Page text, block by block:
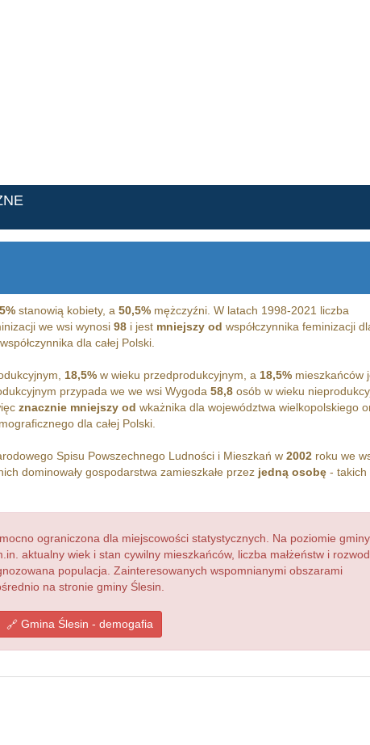
stanowią kobiety, a 50,5%mężczyźni. W latach 1998-2021 liczba
we wsi wynosi 98i jest mniejszy od współczynnika feminizacji
współczynnika dla całej Polski.
18,5%w wieku przedprodukcyjnym, a 18,5%mieszkańców
przypada we we wsi Wygoda 58,8osób w wieku
znacznie mniejszy od wkażnika dla województwa wielkopolskiego
dla całej Polski.
Spisu Powszechnego Ludności i Mieszkań w 2002roku we
dominowały gospodarstwa zamieszkałe przez jedną osobę- takich
ograniczona dla miejscowości statystycznych. Na poziomie gminy
aktualny wiek i stan cywilny mieszkańców, liczba małżeństw i
populacja. Zainteresowanych wspomnianymi obszarami
na stronie gminy Ślesin.
Gmina Ślesin - demogafia